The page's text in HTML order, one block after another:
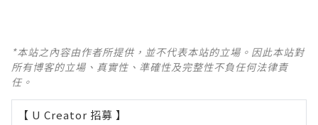
*本站之內容由作者所提供，並不代表本站的立場。因此本站對
所有博客的立場、真實性、準確性及完整性不負任何法律責
任。
【 U Creator 招募 】